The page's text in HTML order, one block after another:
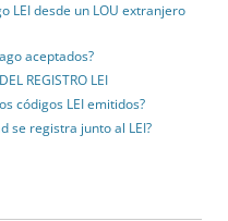
LEI desde un LOU extranjero
aceptados?
REGISTRO LEI
códigos LEI emitidos?
se registra junto al LEI?